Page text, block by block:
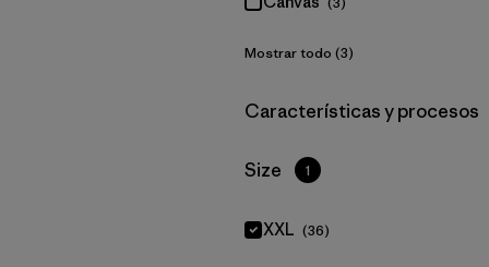
Mostrar todo (3)
Filtrar por
Características y procesos
Filtrar por
Size 1
XXL (36)